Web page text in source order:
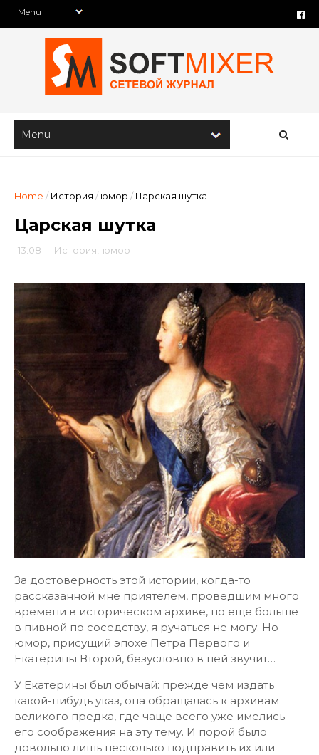
Home / История / юмор / Царская шутка
Царская шутка
13:08 - История юмор
За достоверность этой истории, когда-то
рассказанной мне приятелем, проведшим много
времени в историческом архиве, но еще больше
в пивной по соседству, я ручаться не могу. Но
юмор, присущий эпохе Петра Первого и
Екатерины Второй, безусловно в ней звучит…
У Екатерины был обычай: прежде чем издать
какой-нибудь указ, она обращалась к архивам
великого предка, где чаще всего уже имелись
его соображения на эту тему. И порой было
довольно лишь несколько подправить их или